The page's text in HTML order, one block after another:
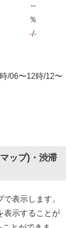
--
％
-/-
/06〜12時/12〜
ップ)・渋滞
表示します。
表示することが